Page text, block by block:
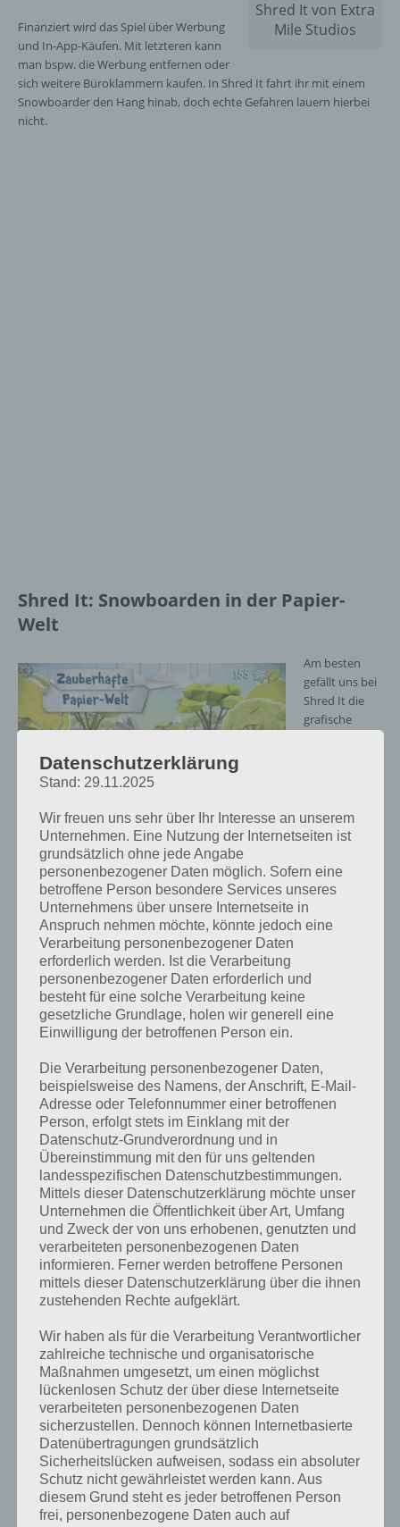
Shred It von Extra
Mile Studios
Finanziert wird das Spiel über Werbung
und In-App-Käufen. Mit letzteren kann
man bspw. die Werbung entfernen oder
sich weitere Büroklammern kaufen. In Shred It fahrt ihr mit einem
Snowboarder den Hang hinab, doch echte Gefahren lauern hierbei
nicht.
Shred It: Snowboarden in der Papier-
Welt
Shred It Screenshot – (c) Extra Mile
Studios
Am besten
gefällt uns bei
Shred It die
grafische
gehalten,
weshalb auch
Büroklammer
sehr gut passt, denn hiermit können schließlich die gefundenen
Papierblätter zusammengehalten werden. Die Wolken ragen an
einem Faden aus dem Himmel, was ebenfalls ziemlich cool
ausschaut.
Weiterhin sei das dynamische Wettersystem erwähnt, welches die
Umgebung verändert. Shred It bietet euch drei verschiedene
Spielmodi, einer davon ist der Endless Runner Modus.
Bahn befinden sich zahlreiche Hindernisse, später können auch Tiere
die Bahn kreuzen. Dadurch, dass in Shred It jede Runde anders ist,
sollte für Langzeitspielspaß gesorgt sein.
Endless Runner ohne große Überraschung
Die Betonung liegt auf “Sollte”, denn der Langzeitspielspaß hielt sich
bei uns in Grenzen. Der Grund: Allzu viele Überraschungen bietet
Shred It leider nicht, außerdem ist ein solcher Lauf teilweise ziemlich
lang, weil die App auf den ersten Metern keine wirkliche
Herausforderung bietet.
Snowboarder anpassen sowie weitere Fähigkeiten und Boards
freischalten.
Trailer Video zu Shred It
Damit du dir schonmal einen ersten Eindruck zu Shred It verschaffen
kannst, haben wir nachfolgend ein Trailer Video zum Spiel. Dieses
kommt offiziell von den Entwicklern und zeigt dir einige Szenen aus
dem Spiel.
Datenschutzerklärung
Stand: 29.11.2025
Wir freuen uns sehr über Ihr Interesse an unserem
Unternehmen. Eine Nutzung der Internetseiten ist
grundsätzlich ohne jede Angabe
personenbezogener Daten möglich. Sofern eine
betroffene Person besondere Services unseres
Unternehmens über unsere Internetseite in
Anspruch nehmen möchte, könnte jedoch eine
Verarbeitung personenbezogener Daten
erforderlich werden. Ist die Verarbeitung
personenbezogener Daten erforderlich und
besteht für eine solche Verarbeitung keine
gesetzliche Grundlage, holen wir generell eine
Einwilligung der betroffenen Person ein.
Die Verarbeitung personenbezogener Daten,
beispielsweise des Namens, der Anschrift, E-Mail-
Adresse oder Telefonnummer einer betroffenen
Person, erfolgt stets im Einklang mit der
Datenschutz-Grundverordnung und in
Übereinstimmung mit den für uns geltenden
landesspezifischen Datenschutzbestimmungen.
Mittels dieser Datenschutzerklärung möchte unser
Unternehmen die Öffentlichkeit über Art, Umfang
und Zweck der von uns erhobenen, genutzten und
verarbeiteten personenbezogenen Daten
informieren. Ferner werden betroffene Personen
mittels dieser Datenschutzerklärung über die ihnen
zustehenden Rechte aufgeklärt.
Wir haben als für die Verarbeitung Verantwortlicher
zahlreiche technische und organisatorische
Maßnahmen umgesetzt, um einen möglichst
lückenlosen Schutz der über diese Internetseite
verarbeiteten personenbezogenen Daten
sicherzustellen. Dennoch können Internetbasierte
Datenübertragungen grundsätzlich
Sicherheitslücken aufweisen, sodass ein absoluter
Schutz nicht gewährleistet werden kann. Aus
diesem Grund steht es jeder betroffenen Person
frei, personenbezogene Daten auch auf